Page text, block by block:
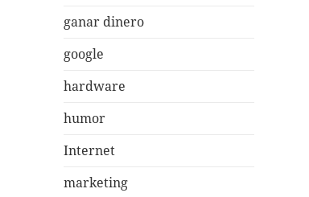
ganar dinero
google
hardware
humor
Internet
marketing